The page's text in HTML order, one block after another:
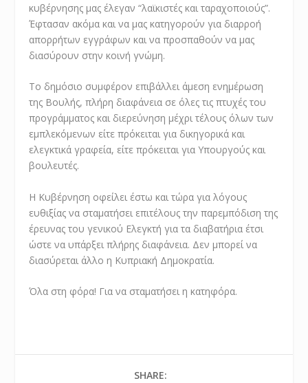
κυβέρνησης μας έλεγαν “λαϊκιστές και ταραχοποιούς”.
Έφτασαν ακόμα και να μας κατηγορούν για διαρροή
απορρήτων εγγράφων και να προσπαθούν να μας
διασύρουν στην κοινή γνώμη.
Το δημόσιο συμφέρον επιβάλλει άμεση ενημέρωση
της Βουλής, πλήρη διαφάνεια σε όλες τις πτυχές του
προγράμματος και διερεύνηση μέχρι τέλους όλων των
εμπλεκόμενων είτε πρόκειται για δικηγορικά και
ελεγκτικά γραφεία, είτε πρόκειται για Υπουργούς και
βουλευτές.
Η Κυβέρνηση οφείλει έστω και τώρα για λόγους
ευθιξίας να σταματήσει επιτέλους την παρεμπόδιση της
έρευνας του γενικού Ελεγκτή για τα διαβατήρια έτσι
ώστε να υπάρξει πλήρης διαφάνεια. Δεν μπορεί να
διασύρεται άλλο η Κυπριακή Δημοκρατία.
Όλα στη φόρα! Για να σταματήσει η κατηφόρα.
SHARE: